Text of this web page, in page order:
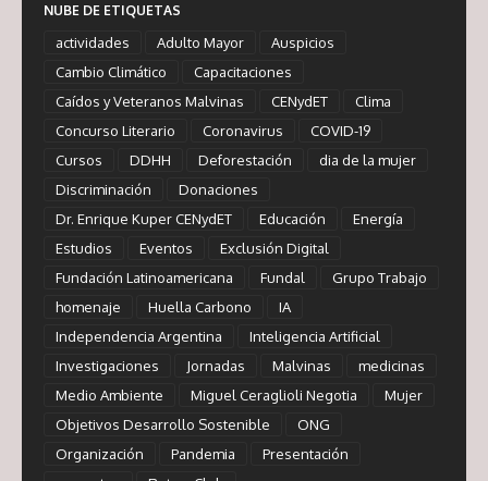
NUBE DE ETIQUETAS
actividades Adulto Mayor
Auspicios
Cambio Climático
Capacitaciones
Caídos y Veteranos Malvinas
CENydET
Clima
Concurso Literario
Coronavirus
COVID-19
Cursos
DDHH Deforestación
dia de la mujer
Discriminación
Donaciones
Dr. Enrique Kuper CENydET
Educación
Energía
Estudios
Eventos
Exclusión Digital
Fundación Latinoamericana
Fundal
Grupo Trabajo
homenaje
Huella Carbono
IA
Independencia Argentina
Inteligencia Artificial
Investigaciones
Jornadas Malvinas
medicinas
Medio Ambiente
Miguel Ceraglioli Negotia
Mujer
Objetivos Desarrollo Sostenible
ONG
Organización
Pandemia
Presentación